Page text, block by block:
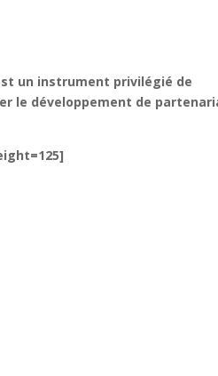
un instrument privilégié de
le développement de